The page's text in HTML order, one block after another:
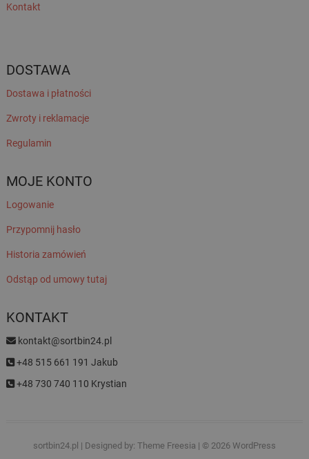
Kontakt
DOSTAWA
Dostawa i płatności
Zwroty i reklamacje
Regulamin
MOJE KONTO
Logowanie
Przypomnij hasło
Historia zamówień
Odstąp od umowy tutaj
KONTAKT
kontakt@sortbin24.pl
+48 515 661 191 Jakub
+48 730 740 110 Krystian
sortbin24.pl | Designed by: Theme Freesia | © 2026 WordPress